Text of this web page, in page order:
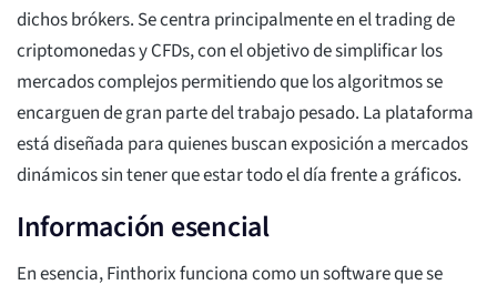
dichos brókers. Se centra principalmente en el trading de
criptomonedas y CFDs, con el objetivo de simplificar los
mercados complejos permitiendo que los algoritmos se
encarguen de gran parte del trabajo pesado. La plataforma
está diseñada para quienes buscan exposición a mercados
dinámicos sin tener que estar todo el día frente a gráficos.
Información esencial
En esencia, Finthorix funciona como un software que se